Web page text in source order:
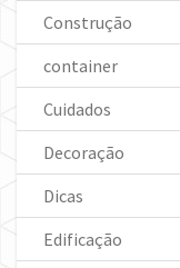
Construção
container
Cuidados
Decoração
Dicas
Edificação